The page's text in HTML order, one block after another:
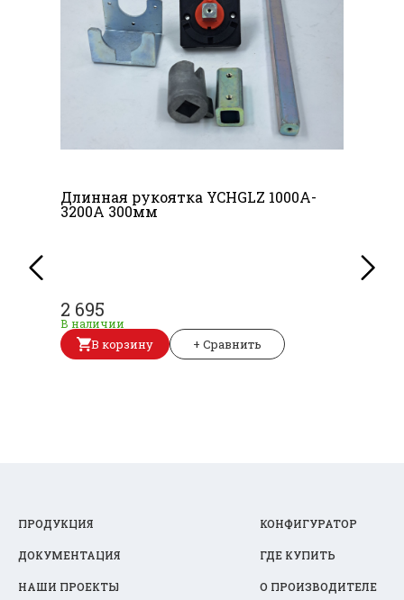
Длинная рукоятка YCHGLZ 1000A-
3200A 300мм
2 695
В наличии
В корзину + Сравнить
ПРОДУКЦИЯ КОНФИГУРАТОР
ДОКУМЕНТАЦИЯ ГДЕ КУПИТЬ
НАШИ ПРОЕКТЫ О ПРОИЗВОДИТЕЛЕ